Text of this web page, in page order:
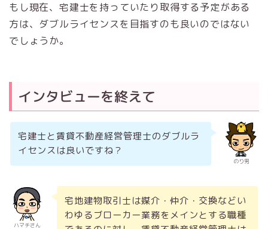
もし現在、宅建士を持っていたり取得する予定がある
方は、ダブルライセンスを目指すのも良いのではない
でしょうか。
インタビューを終えて
のり男
宅建士と賃貸不動産経営管理士のダブルラ
イセンスは良いですね？
ハマチさん
宅地建物取引士は媒介・仲介・交換などい
わゆるブローカー業務をメインとする職種